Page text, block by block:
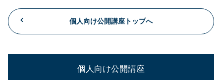
個人向け公開講座トップへ
個人向け公開講座